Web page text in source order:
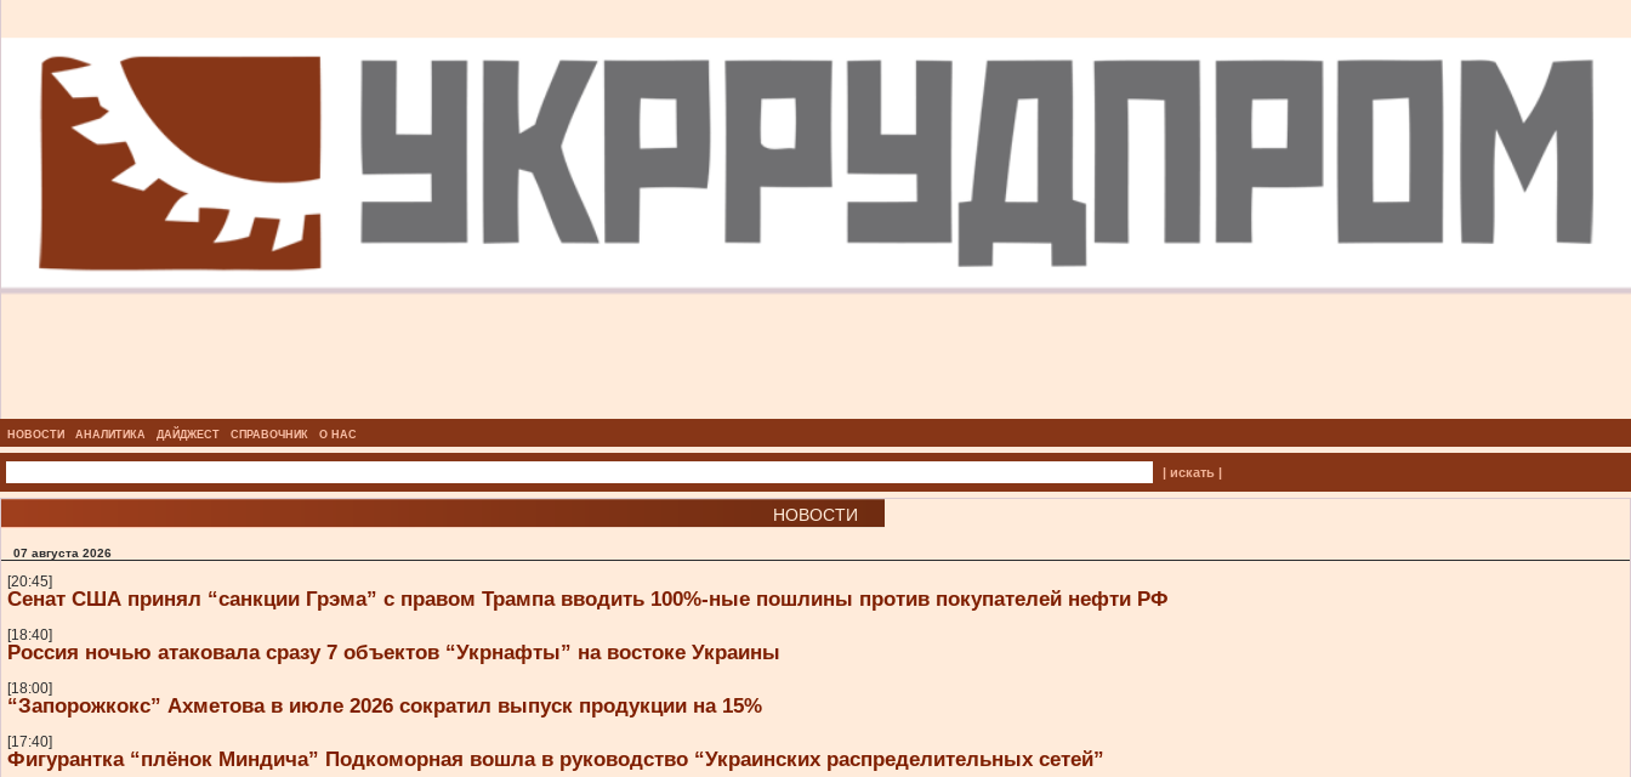
НОВОСТИ АНАЛИТИКА ДАЙДЖЕСТ СПРАВОЧНИК О НАС
| искать |
НОВОСТИ
07 августа 2026
[20:45]
Сенат США принял “санкции Грэма” с правом Трампа вводить 100%-ные пошлины против покупателей нефти РФ
[18:40]
Россия ночью атаковала сразу 7 объектов “Укрнафты” на востоке Украины
[18:00]
“Запорожкокс” Ахметова в июле 2026 сократил выпуск продукции на 15%
[17:40]
Фигурантка “плёнок Миндича” Подкоморная вошла в руководство “Украинских распределительных сетей”